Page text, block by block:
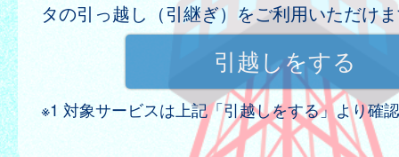
タの引っ越し（引継ぎ）をご利用いただけ
※1 対象サービスは上記「引越しをする」より確